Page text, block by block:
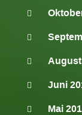
Juni
Mai